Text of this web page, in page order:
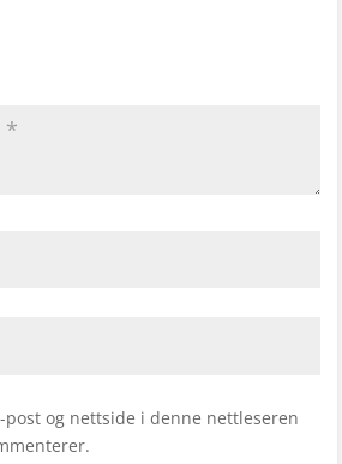
post og nettside i denne nettleseren